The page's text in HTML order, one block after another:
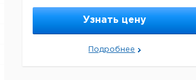
Узнать цену
Подробнее